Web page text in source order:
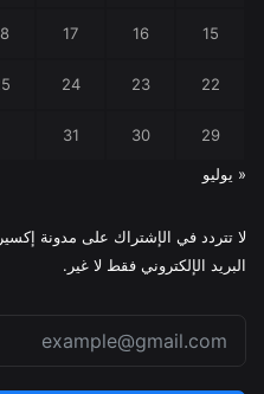
15
16
17
22
23
24
29
30
31
« يوليو
لا تتردد في الإشتراك على مدونة
البريد الإلكتروني فقط لا غير.